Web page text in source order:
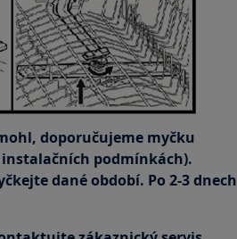
doporučujeme myčku
podmínkách).
dané období. Po 2-3 dnech